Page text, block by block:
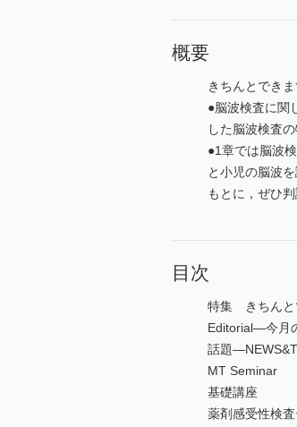
概要
きちんとでき
●脳波検査に関
した脳波検査
●1章では脳波
と小児の脳波
もとに，ぜひ
目次
特集 きちんと
Editorial―今月
話題
MT Seminar
基礎講座
薬剤感受性検